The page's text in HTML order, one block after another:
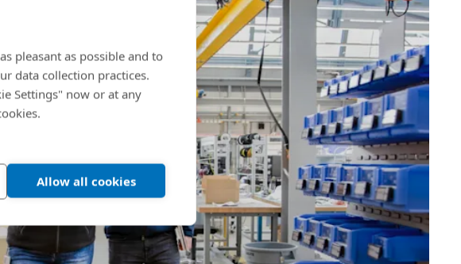
pleasant as possible and to
data collection practices.
Settings" now or at any
Allow all cookies